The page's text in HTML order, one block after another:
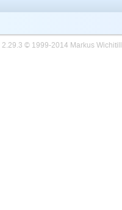
2.29.3 © 1999-2014 Markus Wichitill